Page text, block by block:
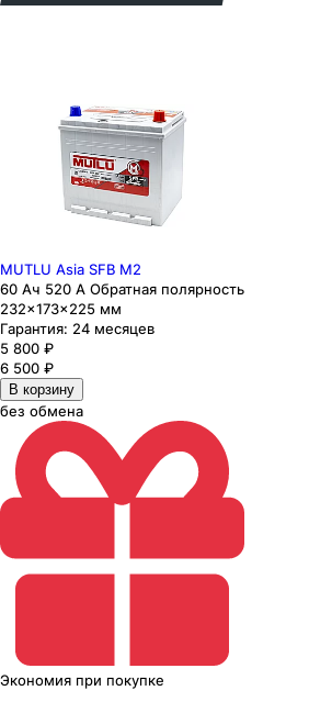
MUTLU Asia SFB M2
60 Ач 520 А Обратная полярность
232×173×225 мм
Гарантия: 24 месяцев
5 800 ₽
6 500 ₽
В корзину
без обмена
Экономия при покупке